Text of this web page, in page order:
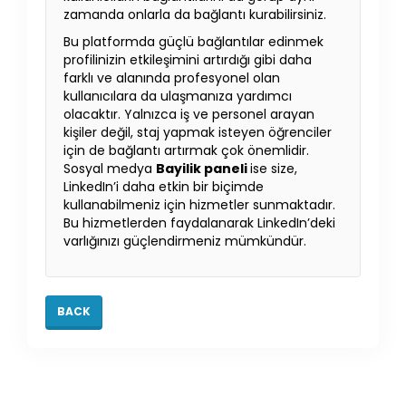
zamanda onlarla da bağlantı kurabilirsiniz.
Bu platformda güçlü bağlantılar edinmek
profilinizin etkileşimini artırdığı gibi daha
farklı ve alanında profesyonel olan
kullanıcılara da ulaşmanıza yardımcı
olacaktır. Yalnızca iş ve personel arayan
kişiler değil, staj yapmak isteyen öğrenciler
için de bağlantı artırmak çok önemlidir.
Sosyal medya Bayilik paneliise size,
LinkedIn’i daha etkin bir biçimde
kullanabilmeniz için hizmetler sunmaktadır.
Bu hizmetlerden faydalanarak LinkedIn’deki
varlığınızı güçlendirmeniz mümkündür.
BACK